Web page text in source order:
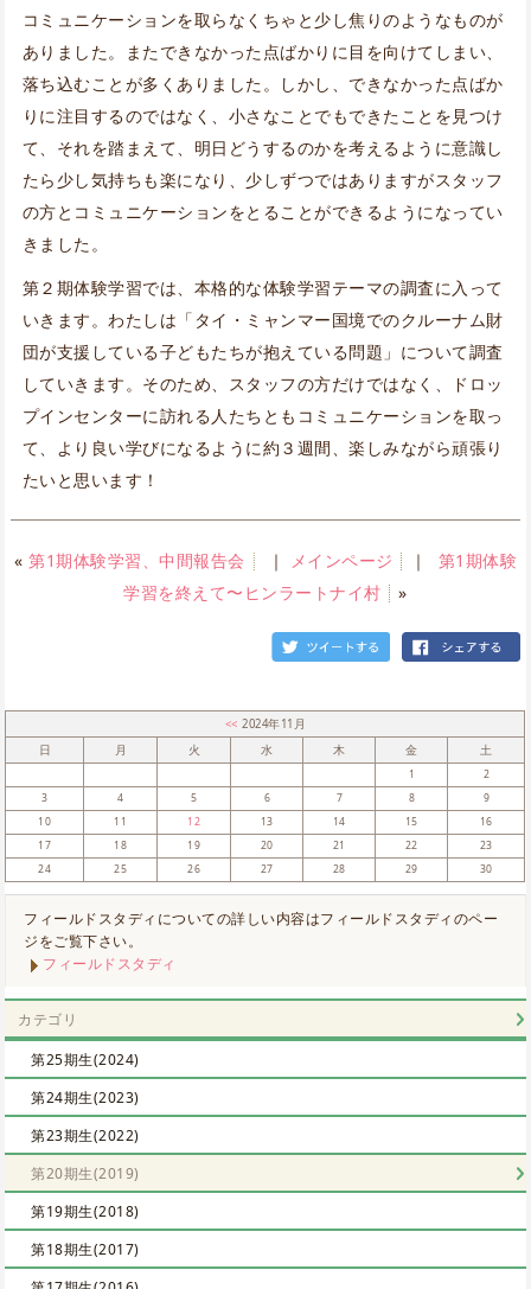
コミュニケーションを取らなくちゃと少し焦りのようなものが
ありました。またできなかった点ばかりに目を向けてしまい、
落ち込むことが多くありました。しかし、できなかった点ばか
りに注目するのではなく、小さなことでもできたことを見つけ
て、それを踏まえて、明日どうするのかを考えるように意識し
たら少し気持ちも楽になり、少しずつではありますがスタッフ
の方とコミュニケーションをとることができるようになってい
きました。
第２期体験学習では、本格的な体験学習テーマの調査に入って
いきます。わたしは「タイ・ミャンマー国境でのクルーナム財
団が支援している子どもたちが抱えている問題」について調査
していきます。そのため、スタッフの方だけではなく、ドロッ
プインセンターに訪れる人たちともコミュニケーションを取っ
て、より良い学びになるように約３週間、楽しみながら頑張り
たいと思います！
« 第1期体験学習、中間報告会 ｜ メインページ ｜ 第1期体験
学習を終えて〜ヒンラートナイ村
»
<<2024年11月
日
月 火 水 木 金 土
1
2
3
4 5 6 7 8
9
10
11 12 13 14 15
16
17
18 19 20 21 22
23
24
25 26 27 28 29 30
フィールドスタディについての詳しい内容はフィールドスタディのペー
ジをご覧下さい。
フィールドスタディ
カテゴリ
第25期生(2024)
第24期生(2023)
第23期生(2022)
第20期生(2019)
第19期生(2018)
第18期生(2017)